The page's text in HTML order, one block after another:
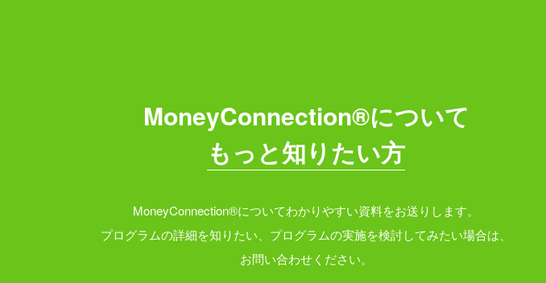
MoneyConnection®について
もっと知りたい方
MoneyConnection®についてわかりやすい資料をお送りします。
プログラムの詳細を知りたい、プログラムの実施を検討してみたい場合は、
お問い合わせください。